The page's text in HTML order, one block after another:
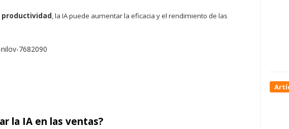
productividad, la IA puede aumentar la eficacia y el rendimiento de las
la IA en las ventas?